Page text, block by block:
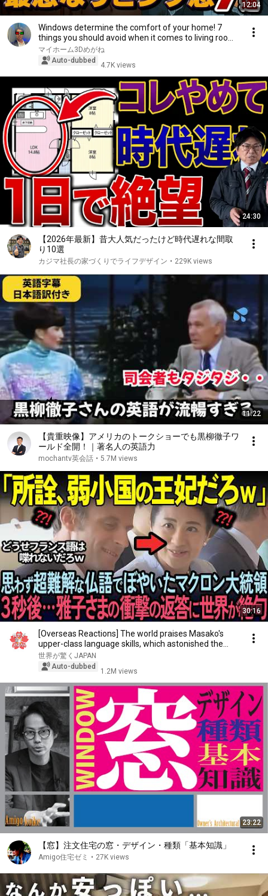
12:04
Windows determine the comfort of your home! 7
things you should avoid when it comes to living roo...
マイホーム3Dめがね
Auto-dubbed
4.7K views
24:30
【2026年最新】昔大人気だったけど時代遅れな間取
り10選
カジマ社長の家づくりでライフデザイン • 229K views
11:22
【貴重映像】アメリカのトークショーでも黒柳徹子ワ
ールド全開！｜著名人の英語力
mochantv英会話 • 5.7M views
30:16
[Overseas Reactions] The world praises Masako's
upper-class language skills, which astonished the...
世界が驚くJAPAN
Auto-dubbed
1.2M views
23:22
【窓】注文住宅の窓・デザイン・種類「基本知識」
Amigo住宅ゼミ • 27K views